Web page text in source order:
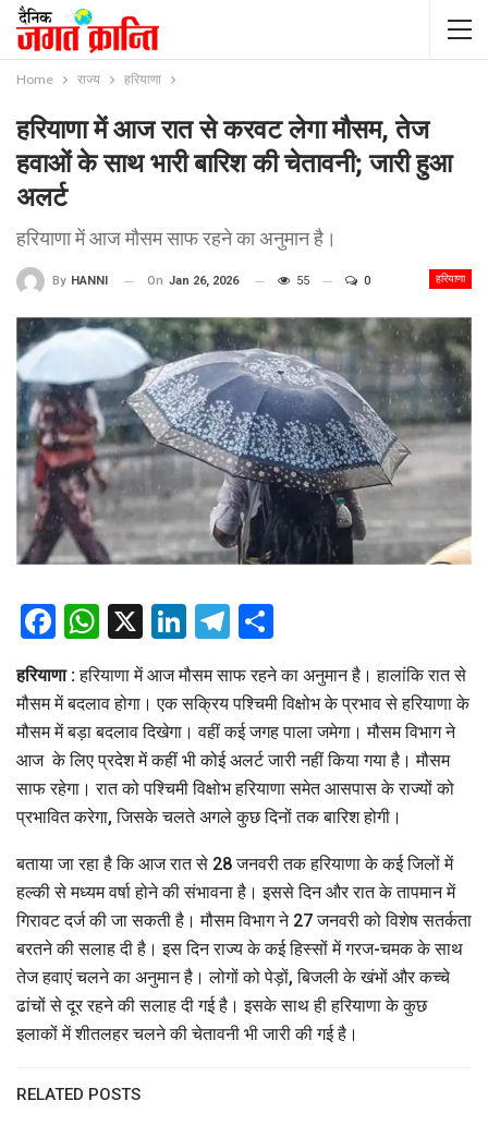
Home राज्य हरियाणा
हरियाणा में आज रात से करवट लेगा मौसम, तेज
हवाओं के साथ भारी बारिश की चेतावनी; जारी हुआ
अलर्ट
हरियाणा में आज मौसम साफ रहने का अनुमान है।
हरियाणा
By HANNI On Jan 26, 2026 55 0
Facebook
WhatsApp
X LinkedIn
Telegram
हरियाणा :हरियाणा में आज मौसम साफ रहने का अनुमान है। हालांकि रात से
मौसम में बदलाव होगा। एक सक्रिय पश्चिमी विक्षोभ के प्रभाव से हरियाणा के
मौसम में बड़ा बदलाव दिखेगा। वहीं कई जगह पाला जमेगा। मौसम विभाग ने
आज के लिए प्रदेश में कहीं भी कोई अलर्ट जारी नहीं किया गया है। मौसम
साफ रहेगा। रात को पश्चिमी विक्षोभ हरियाणा समेत आसपास के राज्यों को
प्रभावित करेगा, जिसके चलते अगले कुछ दिनों तक बारिश होगी।
बताया जा रहा है कि आज रात से 28 जनवरी तक हरियाणा के कई जिलों में
हल्की से मध्यम वर्षा होने की संभावना है। इससे दिन और रात के तापमान में
गिरावट दर्ज की जा सकती है। मौसम विभाग ने 27 जनवरी को विशेष सतर्कता
बरतने की सलाह दी है। इस दिन राज्य के कई हिस्सों में गरज-चमक के साथ
तेज हवाएं चलने का अनुमान है। लोगों को पेड़ों, बिजली के खंभों और कच्चे
ढांचों से दूर रहने की सलाह दी गई है। इसके साथ ही हरियाणा के कुछ
इलाकों में शीतलहर चलने की चेतावनी भी जारी की गई है।
RELATED POSTS